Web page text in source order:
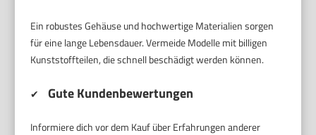
Ein robustes Gehäuse und hochwertige Materialien sorgen
für eine lange Lebensdauer. Vermeide Modelle mit billigen
Kunststoffteilen, die schnell beschädigt werden können.
✔ Gute Kundenbewertungen
Informiere dich vor dem Kauf über Erfahrungen anderer